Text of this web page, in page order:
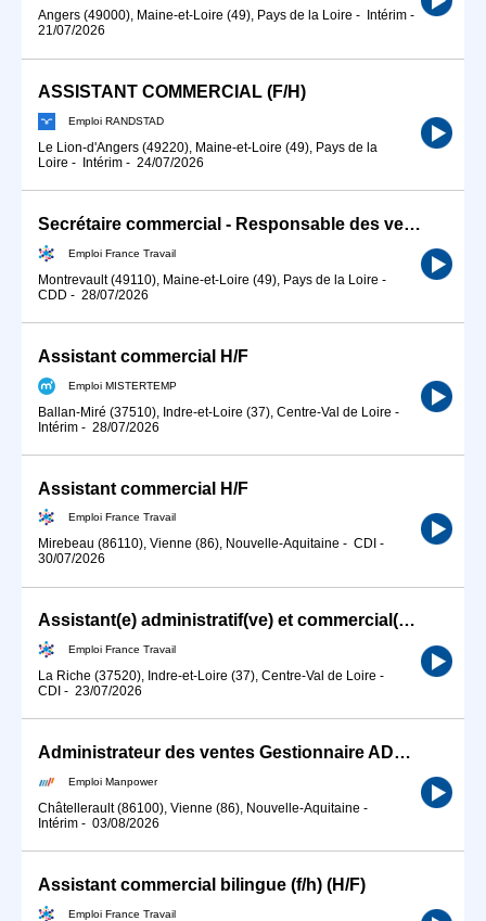
Angers (49000), Maine-et-Loire (49), Pays de la Loire - Intérim -
21/07/2026
ASSISTANT COMMERCIAL (F/H)
Emploi RANDSTAD
Le Lion-d'Angers (49220), Maine-et-Loire (49), Pays de la
Loire - Intérim - 24/07/2026
Secrétaire commercial - Responsable des ventes (H/F)
Emploi France Travail
Montrevault (49110), Maine-et-Loire (49), Pays de la Loire -
CDD - 28/07/2026
Assistant commercial H/F
Emploi MISTERTEMP
Ballan-Miré (37510), Indre-et-Loire (37), Centre-Val de Loire -
Intérim - 28/07/2026
Assistant commercial H/F
Emploi France Travail
Mirebeau (86110), Vienne (86), Nouvelle-Aquitaine - CDI -
30/07/2026
Assistant(e) administratif(ve) et commercial(e) (H/F)
Emploi France Travail
La Riche (37520), Indre-et-Loire (37), Centre-Val de Loire -
CDI - 23/07/2026
Administrateur des ventes Gestionnaire ADV (H/F)
Emploi Manpower
Châtellerault (86100), Vienne (86), Nouvelle-Aquitaine -
Intérim - 03/08/2026
Assistant commercial bilingue (f/h) (H/F)
Emploi France Travail